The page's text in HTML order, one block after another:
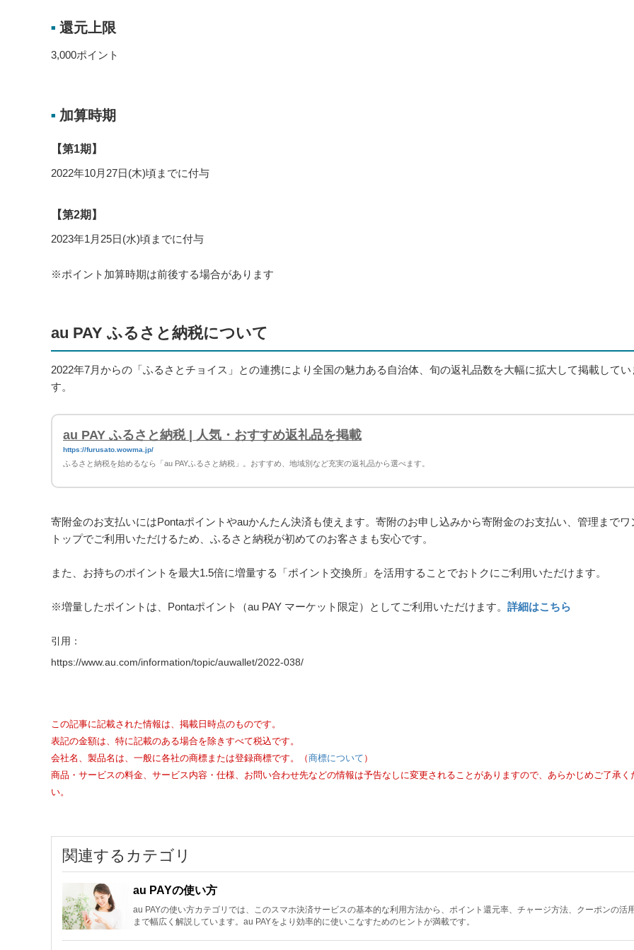
■ 還元上限
3,000ポイント
■ 加算時期
【第1期】
2022年10月27日(木)頃までに付与
【第2期】
2023年1月25日(水)頃までに付与
※ポイント加算時期は前後する場合があります
au PAY ふるさと納税について
2022年7月からの「ふるさとチョイス」との連携により全国の魅力ある自治体、旬の返礼品数を大幅に拡大して掲載してい
す。
au PAY ふるさと納税 | 人気・おすすめ返礼品を掲載
https://furusato.wowma.jp/
ふるさと納税を始めるなら「au PAYふるさと納税」。おすすめ、地域別など充実の返礼品から選べます。
寄附金のお支払いにはPontaポイントやauかんたん決済も使えます。寄附のお申し込みから寄附金のお支払い、管理までワ
トップでご利用いただけるため、ふるさと納税が初めてのお客さまも安心です。
また、お持ちのポイントを最大1.5倍に増量する「ポイント交換所」を活用することでおトクにご利用いただけます。
※増量したポイントは、Pontaポイント（au PAY マーケット限定）としてご利用いただけます。 詳細はこちら
引用：
https://www.au.com/information/topic/auwallet/2022-038/
この記事に記載された情報は、掲載日時点のものです。
表記の金額は、特に記載のある場合を除きすべて税込です。
会社名、製品名は、一般に各社の商標または登録商標です。（商標について ）
商品・サービスの料金、サービス内容・仕様、お問い合わせ先などの情報は予告なしに変更されることがありますので、あらかじめご了承く
い。
関連するカテゴリ
au PAYの使い方
au PAYの使い方カテゴリでは、このスマホ決済サービスの基本的な利用方法から、ポイント還元率、チャージ方法、クーポンの活
まで幅広く解説しています。au PAYをより効率的に使いこなすためのヒントが満載です。